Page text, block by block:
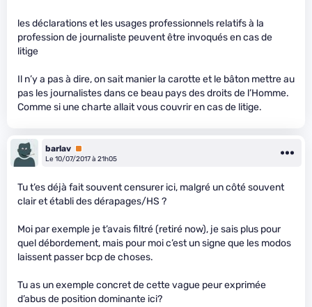
les déclarations et les usages professionnels relatifs à la
profession de journaliste peuvent être invoqués en cas de
litige
Il n’y a pas à dire, on sait manier la carotte et le bâton mettre au
pas les journalistes dans ce beau pays des droits de l’Homme.
Comme si une charte allait vous couvrir en cas de litige.
barlav Premium
Le 10/07/2017 à 21h05
Tu t’es déjà fait souvent censurer ici, malgré un côté souvent
clair et établi des dérapages/HS ?
Moi par exemple je t’avais filtré (retiré now), je sais plus pour
quel débordement, mais pour moi c’est un signe que les modos
laissent passer bcp de choses.
Tu as un exemple concret de cette vague peur exprimée
d’abus de position dominante ici?